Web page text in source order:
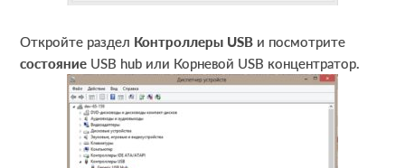
Откройте раздел Контроллеры USB и посмотрите
состояние USB hub или Корневой USB концентратор.